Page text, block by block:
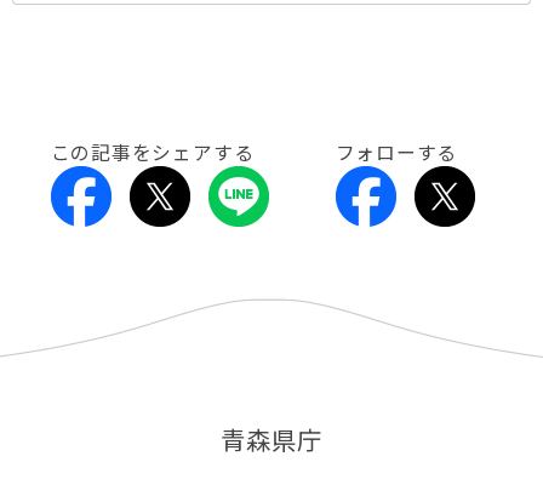
この記事をシェアする フォローする
青森県庁